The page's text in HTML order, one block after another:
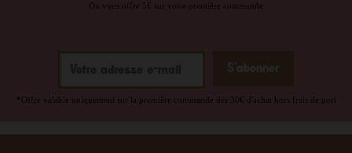
On vous offre 5€ sur votre première commande
*Offre valable uniquement sur la première commande dès 30€ d'achat hors frais de port